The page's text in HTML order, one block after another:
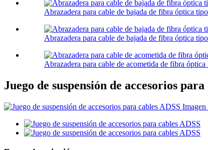
Abrazadera para cable de bajada de fibra óptica
Abrazadera para cable de bajada de fibra óptica
Abrazadera para cable de acometida de fibra
Juego de suspensión de accesorios para